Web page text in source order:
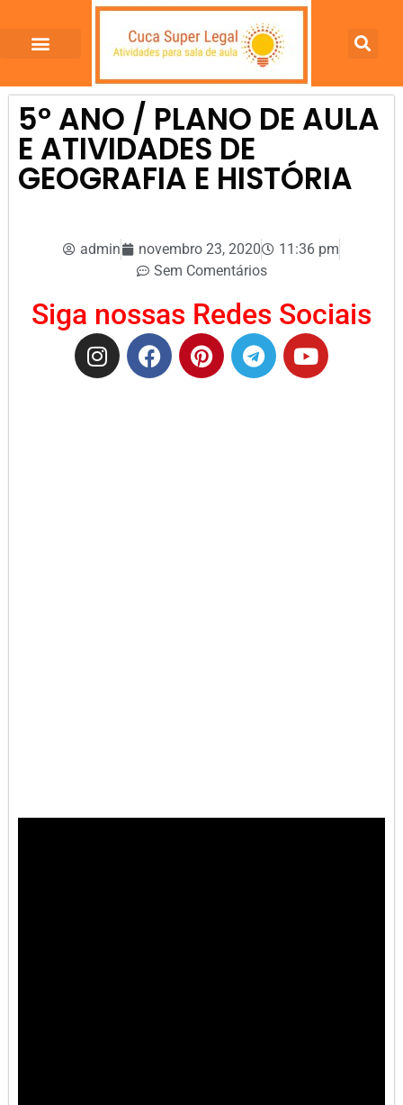
5º ANO / PLANO DE AULA
E ATIVIDADES DE
GEOGRAFIA E HISTÓRIA
admin novembro 23, 2020
11:36 pm
Sem Comentários
Siga nossas Redes Sociais